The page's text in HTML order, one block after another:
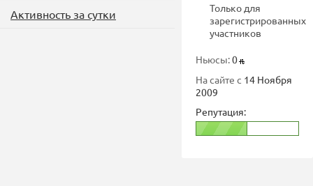
Активность за сутки
Только для
зарегистрированных
участников
Ньюсы:0
На сайте с 14 Ноября
2009
Репутация: